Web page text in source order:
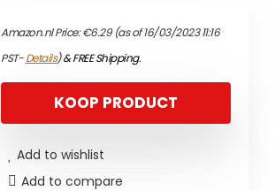
Amazon.nl Price:€6.29(as of 16/03/2023 11:16
PST-Details)&FREE Shipping.
KOOP PRODUCT
Add to wishlist
Add to compare